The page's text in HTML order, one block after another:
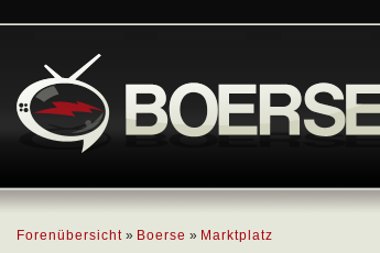
Forenübersicht » Boerse » Marktplatz